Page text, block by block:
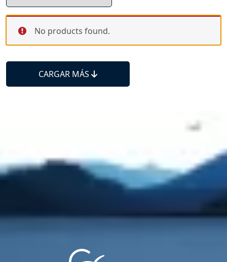
No products found.
CARGAR MÁS